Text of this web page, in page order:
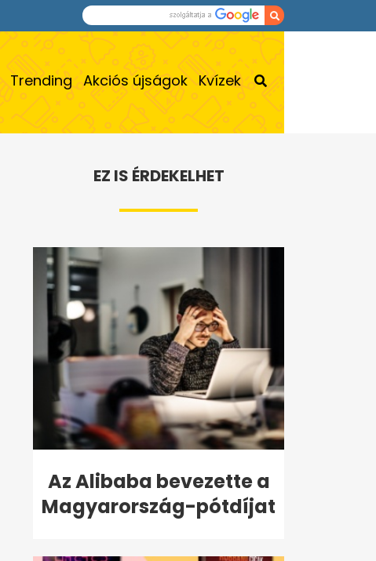
Trending Akciós újságok Kvízek
EZ IS ÉRDEKELHET
Az Alibaba bevezette a
Magyarország-pótdíjat